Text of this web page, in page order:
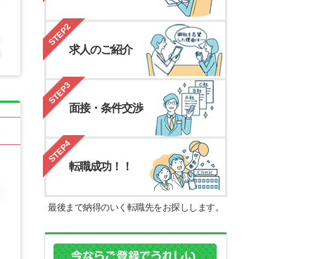
STEP2
求人のご紹介
STEP3
面接・条件交渉
STEP4
転職成功！！
最後まで納得のいく転職先をお探しします。